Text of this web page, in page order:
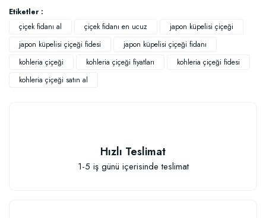
Etiketler :
çiçek fidanı al
çiçek fidanı en ucuz
japon küpelisi çiçeği
japon küpelisi çiçeği fidesi
japon küpelisi çiçeği fidanı
kohleria çiçeği
kohleria çiçeği fiyatları
kohleria çiçeği fidesi
kohleria çiçeği satın al
Hızlı Teslimat
1-5 iş günü içerisinde teslimat